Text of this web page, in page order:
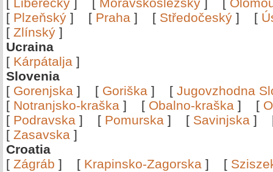
[ Plzeňský ] [ Praha ] [ Středočeský ] [
[ Zlínský ]
Ucraina
[ Kárpátalja ]
Slovenia
[ Gorenjska ] [ Goriška ] [ Jugovzhodna
[ Notranjsko-kraška ] [ Obalno-kraška ] [
[ Podravska ] [ Pomurska ] [ Savinjska ]
[ Zasavska ]
Croatia
[ Zágráb ] [ Krapinsko-Zagorska ] [